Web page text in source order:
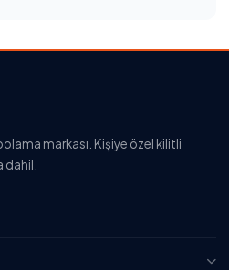
markası. Kişiye özel kilitli